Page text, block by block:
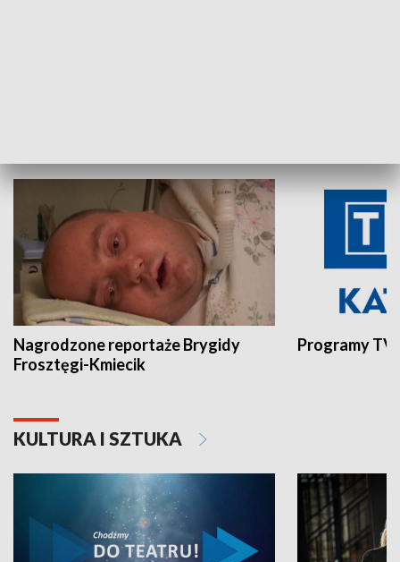
Nagrodzone reportaże Brygidy
Frosztęgi-Kmiecik
Programy
KULTURA I SZTUKA